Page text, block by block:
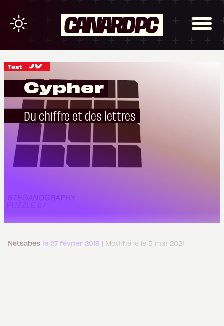
Test
Cypher
Du chiffre et des lettres
Netsabes le 27 février 2018 | Modifié le le 5 mai 2021